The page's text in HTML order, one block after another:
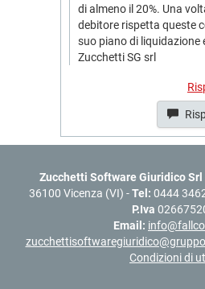
di almeno il 20%. Una
debitore rispetta queste
suo piano di liquidazione
Zucchetti SG srl
Zucchetti Software Giuridico Srl
36100 Vicenza (VI) -Tel: 0444
P.Iva
Email:
Condizioni di